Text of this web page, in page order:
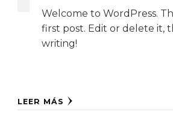
Welcome to WordPress.
first post. Edit or delete it,
writing!
LEER MÁS